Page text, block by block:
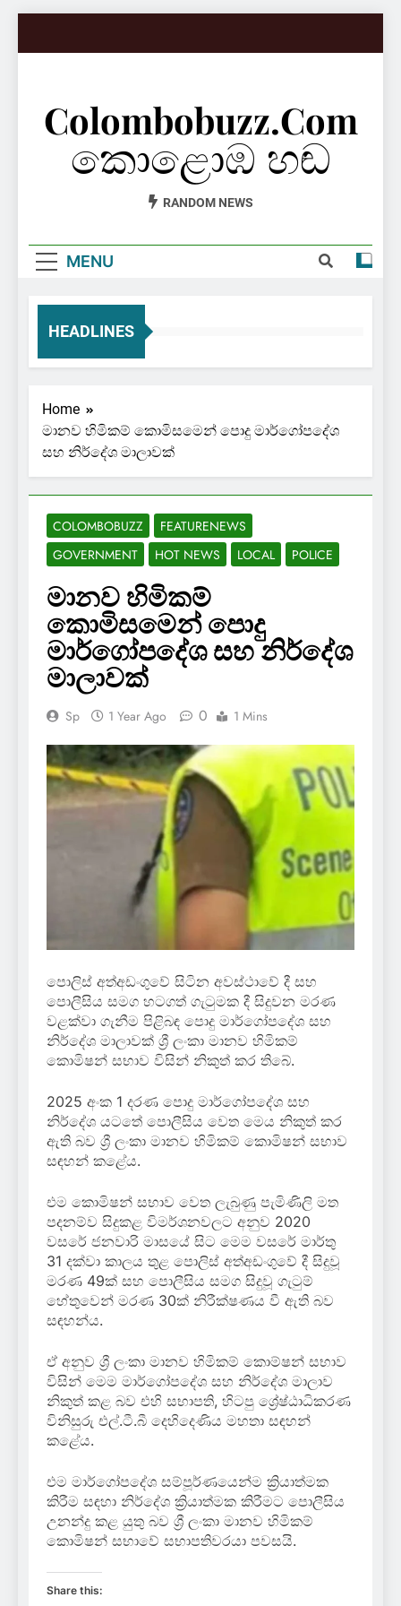
Colombobuzz.com
කොළොඹ හඬ
RANDOM NEWS
MENU
HEADLINES
Home
මානව හිමිකම් කොමිසමෙන් පොදු මාර්ගෝපදේශ
සහ නිර්දේශ මාලාවක්
COLOMBOBUZZ
FEATURENEWS
GOVERNMENT
HOT NEWS LOCAL POLICE
මානව හිමිකම්
කොමිසමෙන් පොදු
මාර්ගෝපදේශ සහ නිර්දේශ
මාලාවක්
Sp 1 Year Ago 0 1 Mins
පොලිස් අත්අඩංගුවේ සිටින අවස්ථාවේ දී සහ
පොලීසිය සමග හටගත් ගැටුමක දී සිදුවන මරණ
වළක්වා ගැනීම පිළිබඳ පොදු මාර්ගෝපදේශ සහ
නිර්දේශ මාලාවක් ශ්‍රී ලංකා මානව හිමිකම්
කොමිෂන් සභාව විසින් නිකුත් කර තිබේ.
2025 අංක 1 දරණ පොදු මාර්ගෝපදේශ සහ
නිර්දේශ යටතේ පොලීසිය වෙත මෙය නිකුත් කර
ඇති බව ශ්‍රී ලංකා මානව හිමිකම් කොමිෂන් සභාව
සඳහන් කළේය.
එම කොමිෂන් සභාව වෙත ලැබුණු පැමිණිලි මත
පදනම්ව සිදුකළ විමර්ශනවලට අනුව 2020
වසරේ ජනවාරි මාසයේ සිට මෙම වසරේ මාර්තු
31 දක්වා කාලය තුළ පොලිස් අත්අඩංගුවේ දී සිදුවූ
මරණ 49ක් සහ පොලීසිය සමග සිදුවූ ගැටුම්
හේතුවෙන් මරණ 30ක් නිරීක්ෂණය වී ඇති බව
සඳහන්ය.
ඒ අනුව ශ්‍රී ලංකා මානව හිමිකම් කොම්ෂන් සභාව
විසින් මෙම මාර්ගෝපදේශ සහ නිර්දේශ මාලාව
නිකුත් කළ බව එහි සභාපති, හිටපු ශ්‍රේෂ්ඨාධිකරණ
විනිසුරු එල්.ටී.බී දෙහිදෙණිය මහතා සඳහන්
කළේය.
එම මාර්ගෝපදේශ සම්පූර්ණයෙන්ම ක්‍රියාත්මක
කිරීම සඳහා නිර්දේශ ක්‍රියාත්මක කිරීමට පොලීසිය
උනන්දු කළ යුතු බව ශ්‍රී ලංකා මානව හිමිකම්
කොමිෂන් සභාවේ සභාපතිවරයා පවසයි.
Share this: